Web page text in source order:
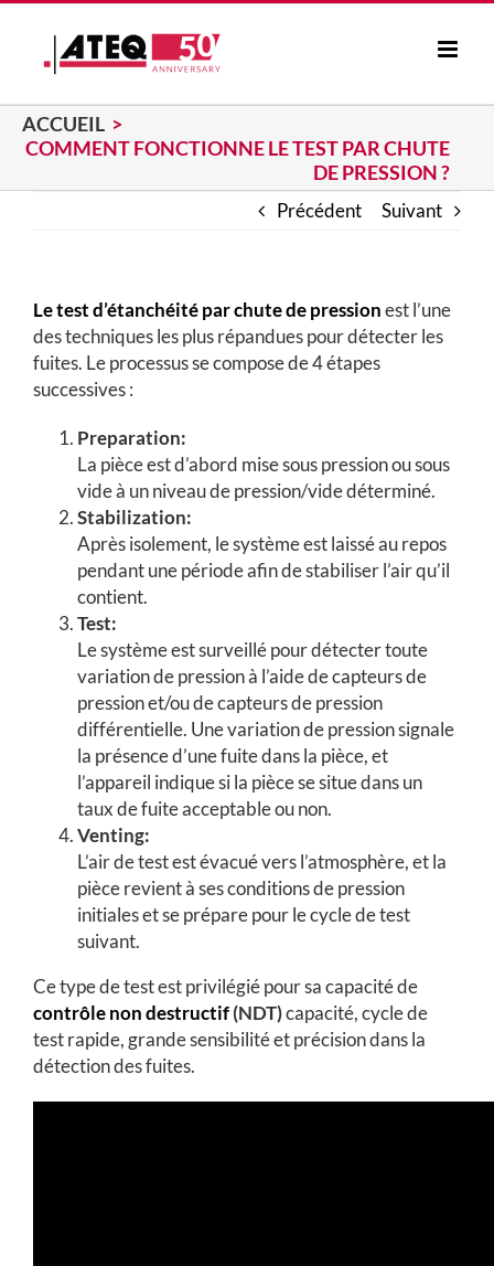
Passer
contenu
ACCUEIL
COMMENT FONCTIONNE LE TEST PAR CHUTE
DE PRESSION ?
Précédent Suivant
Le test d’étanchéité par chute de pressionest l’une
des techniques les plus répandues pour détecter les
fuites. Le processus se compose de 4 étapes
successives :
Preparation:
La pièce est d’abord mise sous pression ou sous
vide à un niveau de pression/vide déterminé.
Stabilization:
Après isolement, le système est laissé au repos
pendant une période afin de stabiliser l’air qu’il
contient.
Test:
Le système est surveillé pour détecter toute
variation de pression à l’aide de capteurs de
pression et/ou de capteurs de pression
différentielle. Une variation de pression signale
la présence d’une fuite dans la pièce, et
l’appareil indique si la pièce se situe dans un
taux de fuite acceptable ou non.
Venting:
L’air de test est évacué vers l’atmosphère, et la
pièce revient à ses conditions de pression
initiales et se prépare pour le cycle de test
suivant.
Ce type de test est privilégié pour sa capacité de
contrôle non destructif(NDT)capacité, cycle de
test rapide, grande sensibilité et précision dans la
détection des fuites.